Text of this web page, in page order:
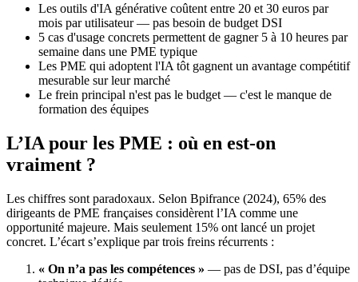
Les outils d'IA générative coûtent entre 20 et 30 euros par
mois par utilisateur — pas besoin de budget DSI
5 cas d'usage concrets permettent de gagner 5 à 10 heures par
semaine dans une PME typique
Les PME qui adoptent l'IA tôt gagnent un avantage compétitif
mesurable sur leur marché
Le frein principal n'est pas le budget — c'est le manque de
formation des équipes
L’IA pour les PME : où en est-on
vraiment ?
Les chiffres sont paradoxaux. Selon Bpifrance (2024), 65% des
dirigeants de PME françaises considèrent l’IA comme une
opportunité majeure. Mais seulement 15% ont lancé un projet
concret. L’écart s’explique par trois freins récurrents :
« On n’a pas les compétences » — pas de DSI, pas d’équipe